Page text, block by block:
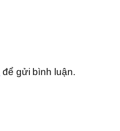
để gửi bình luận.